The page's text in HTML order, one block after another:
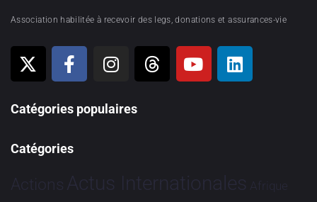
Association habilitée à recevoir des legs, donations et assurances-vie
Catégories populaires
Catégories
Actions Actus Internationales Afrique